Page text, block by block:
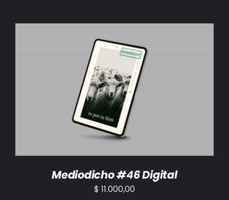
AÑADIR AL CARRITO /
Mediodicho #46 Digital
$ 11.000,00